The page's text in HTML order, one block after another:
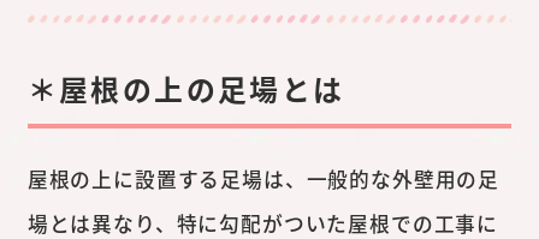
＊屋根の上の足場とは
屋根の上に設置する足場は、一般的な外壁用の足
場とは異なり、特に勾配がついた屋根での工事に